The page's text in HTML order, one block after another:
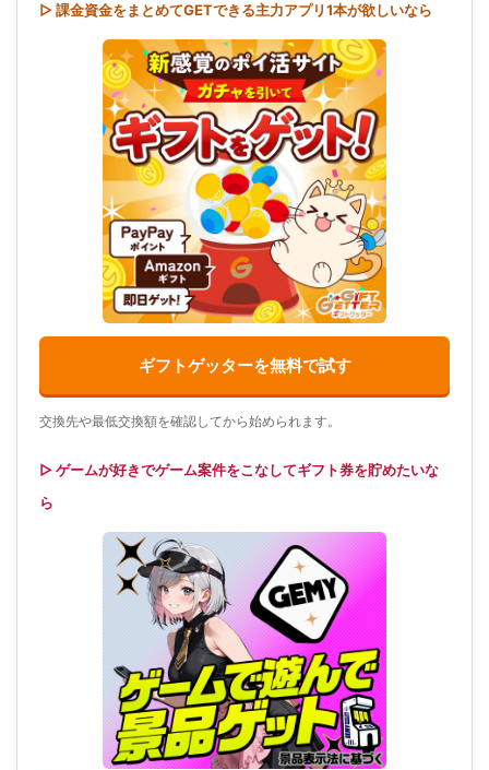
▷ 課金資金をまとめてGETできる主力アプリ1本が欲しいなら
ギフトゲッターを無料で試す
交換先や最低交換額を確認してから始められます。
▷ ゲームが好きでゲーム案件をこなしてギフト券を貯めたいな
ら